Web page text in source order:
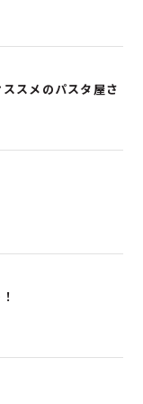
スメのパスタ屋さ